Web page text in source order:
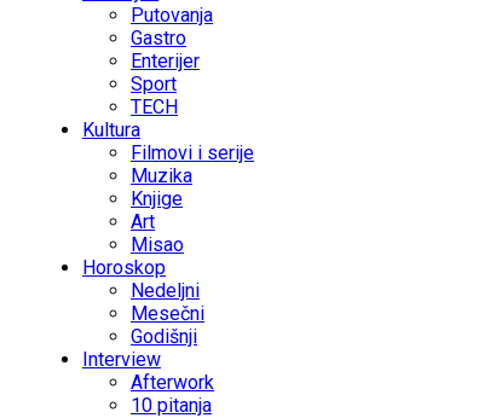
Putovanja
Gastro
Enterijer
Sport
TECH
Kultura
Filmovi i serije
Muzika
Knjige
Art
Misao
Horoskop
Nedeljni
Mesečni
Godišnji
Interview
Afterwork
10 pitanja